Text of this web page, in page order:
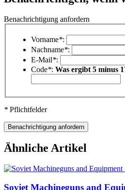
Benachrichtigung anfordern
Vorname*:
Nachname*:
E-Mail*:
Code*: Was ergibt 5 minus
* Pflichtfelder
Ähnliche Artikel
Soviet Machineguns and